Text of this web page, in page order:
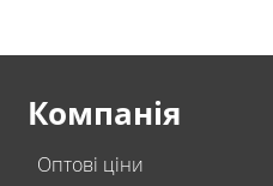
Компанія
Оптові ціни